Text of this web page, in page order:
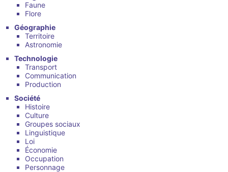
Faune
Flore
Géographie
Territoire
Astronomie
Technologie
Transport
Communication
Production
Société
Histoire
Culture
Groupes sociaux
Linguistique
Loi
Économie
Occupation
Personnage